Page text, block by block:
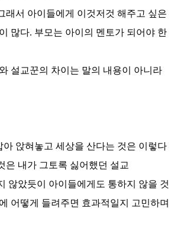
래서 아이들에게 이것저것 해주고 싶은
많다. 부모는 아이의 멘토가 되어야 한
설교꾼의 차이는 말의 내용이 아니라
아 앉혀놓고 세상을 산다는 것은 이렇다
은 내가 그토록 싫어했던 설교
않았듯이 아이들에게도 통하지 않을 것
어떻게 들려주면 효과적일지 고민하며